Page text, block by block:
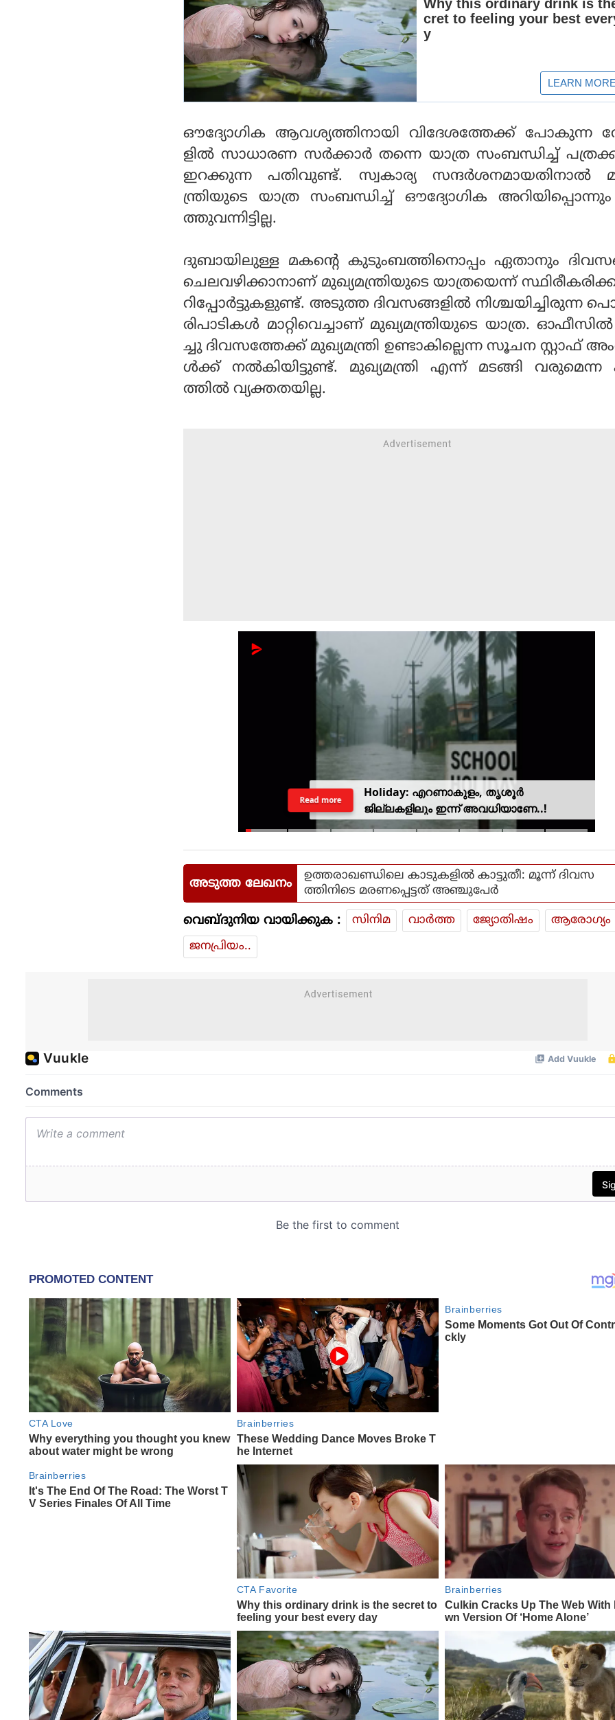
ഔദ്യോഗിക ആവശ്യത്തിനായി വിദേശത്തേക്ക് പോകുന്ന
ളില്‍ സാധാരണ സര്‍ക്കാര്‍ തന്നെ യാത്ര സംബന്ധിച്ച്
ഇറക്കുന്ന പതിവുണ്ട്. സ്വകാര്യ സന്ദര്‍ശനമായതിനാല്‍
ന്ത്രിയുടെ യാത്ര സംബന്ധിച്ച് ഔദ്യോഗിക
ത്തുവന്നിട്ടില്ല.
ദുബായിലുള്ള മകന്റെ കുടുംബത്തിനൊപ്പം ഏതാനും
ചെലവഴിക്കാനാണ് മുഖ്യമന്ത്രിയുടെ യാത്രയെന്ന്
റിപ്പോര്‍ട്ടുകളുണ്ട്. അടുത്ത ദിവസങ്ങളില്‍ നിശ്ചയിച്ചിരുന്ന
രിപാടികള്‍ മാറ്റിവെച്ചാണ് മുഖ്യമന്ത്രിയുടെ യാത്ര.
ച്ചു ദിവസത്തേക്ക് മുഖ്യമന്ത്രി ഉണ്ടാകില്ലെന്ന സൂചന സ്റ്റാഫ്
ള്‍ക്ക് നല്‍കിയിട്ടുണ്ട്. മുഖ്യമന്ത്രി എന്ന് മടങ്ങി വരുമെന്ന
ത്തില്‍ വ്യക്തതയില്ല.
Holiday: എറണാകുളം, തൃശൂർ
ജില്ലകളിലും ഇന്ന് അവധിയാണേ..!
Read more
അടുത്ത ലേഖനം
ഉത്തരാഖണ്ഡിലെ കാടുകളില്‍ കാട്ടുതീ: മൂന്ന് ദിവസ
ത്തിനിടെ മരണപ്പെട്ടത് അഞ്ചുപേര്‍
വെബ്ദുനിയ വായിക്കുക : സിനിമ വാര്‍ത്ത ജ്യോതിഷം
ആരോഗ്യം
ജനപ്രിയം..